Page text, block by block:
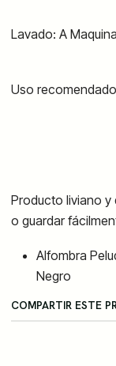
Lavado: A
Uso
Producto liviano y
o guardar
Alfombra
Negro
COMPARTIR ESTE